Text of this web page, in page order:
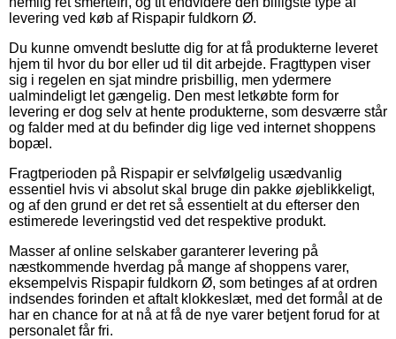
levering ved køb af Rispapir fuldkorn Ø.
Du kunne omvendt beslutte dig for at få produkterne leveret
hjem til hvor du bor eller ud til dit arbejde. Fragttypen viser
sig i regelen en sjat mindre prisbillig, men ydermere
ualmindeligt let gængelig. Den mest letkøbte form for
levering er dog selv at hente produkterne, som desværre står
og falder med at du befinder dig lige ved internet shoppens
bopæl.
Fragtperioden på Rispapir er selvfølgelig usædvanlig
essentiel hvis vi absolut skal bruge din pakke øjeblikkeligt,
og af den grund er det ret så essentielt at du efterser den
estimerede leveringstid ved det respektive produkt.
Masser af online selskaber garanterer levering på
næstkommende hverdag på mange af shoppens varer,
eksempelvis Rispapir fuldkorn Ø, som betinges af at ordren
indsendes forinden et aftalt klokkeslæt, med det formål at de
har en chance for at nå at få de nye varer betjent forud for at
personalet får fri.